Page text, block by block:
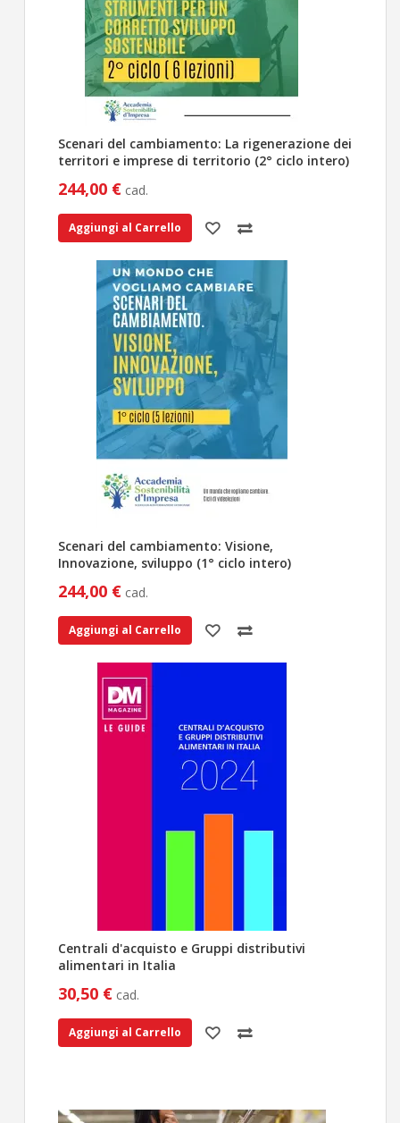
Scenari del cambiamento: La rigenerazione dei
territori e imprese di territorio (2° ciclo intero)
244,00 € cad.
Aggiungi al Carrello
Scenari del cambiamento: Visione,
Innovazione, sviluppo (1° ciclo intero)
244,00 € cad.
Aggiungi al Carrello
Centrali d'acquisto e Gruppi distributivi
alimentari in Italia
30,50 € cad.
Aggiungi al Carrello